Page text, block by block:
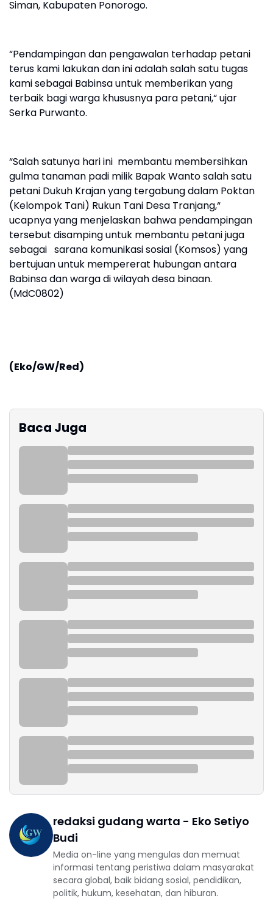
Siman, Kabupaten Ponorogo.
“Pendampingan dan pengawalan terhadap petani
terus kami lakukan dan ini adalah salah satu tugas
kami sebagai Babinsa untuk memberikan yang
terbaik bagi warga khususnya para petani,“ ujar
Serka Purwanto.
“Salah satunya hari ini membantu membersihkan
gulma tanaman padi milik Bapak Wanto salah satu
petani Dukuh Krajan yang tergabung dalam Poktan
(Kelompok Tani) Rukun Tani Desa Tranjang,“
ucapnya yang menjelaskan bahwa pendampingan
tersebut disamping untuk membantu petani juga
sebagai sarana komunikasi sosial (Komsos) yang
bertujuan untuk mempererat hubungan antara
Babinsa dan warga di wilayah desa binaan.
(MdC0802)
(Eko/GW/Red)
Baca Juga
redaksi gudang warta - Eko Setiyo
Budi
Media on-line yang mengulas dan memuat
informasi tentang peristiwa dalam masyarakat
secara global, baik bidang sosial, pendidikan,
politik, hukum, kesehatan, dan hiburan.